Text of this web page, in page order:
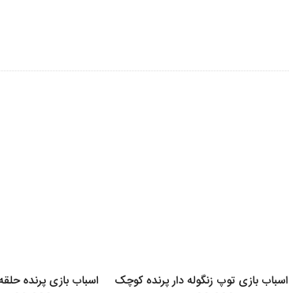
اسباب بازی توپ زنگوله دار پرنده کوچک
اسباب بازی پرنده